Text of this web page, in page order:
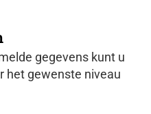
gegevens kunt u
het gewenste niveau